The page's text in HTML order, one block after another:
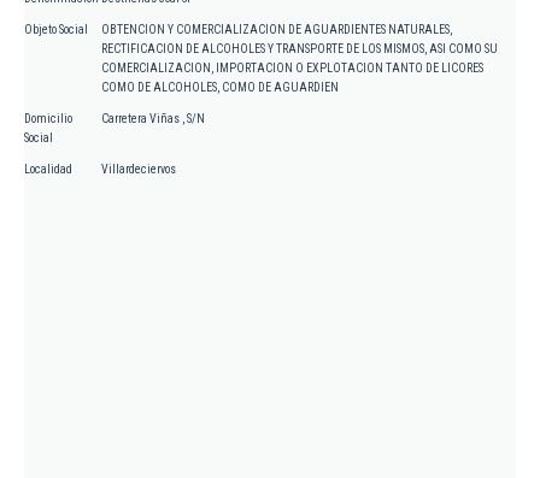
Objeto Social
OBTENCION Y COMERCIALIZACION DE AGUARDIENTES NATURALES,
RECTIFICACION DE ALCOHOLES Y TRANSPORTE DE LOS MISMOS, ASI COMO SU
COMERCIALIZACION, IMPORTACION O EXPLOTACION TANTO DE LICORES
COMO DE ALCOHOLES, COMO DE AGUARDIEN
Domicilio
Social
Carretera Viñas , S/N
Localidad Villardeciervos